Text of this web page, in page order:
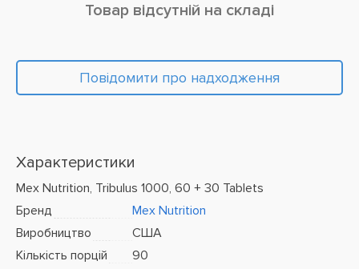
Товар відсутній на складі
Повідомити про надходження
Характеристики
Mex Nutrition, Tribulus 1000, 60 + 30 Tablets
Бренд
Mex Nutrition
Виробництво
США
Кількість порцій
90